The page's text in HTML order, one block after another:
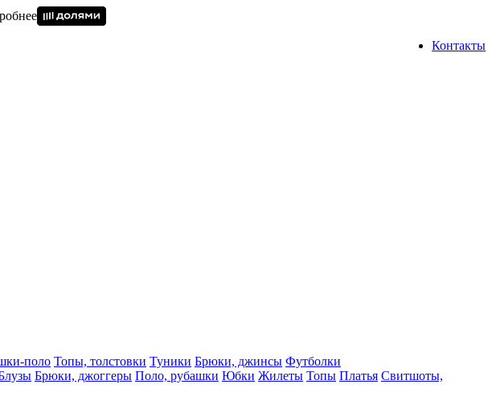
Контакты
поло Топы, толстовки Туники Брюки, джинсы Футболки
Брюки, джоггеры Поло, рубашки Юбки Жилеты Топы Платья Свитшоты,